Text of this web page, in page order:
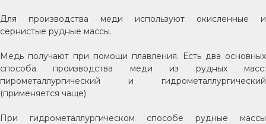
Для производства меди используют окисленные и
сернистые рудные массы.
Медь получают при помощи плавления. Есть два основных
способа производства меди из рудных масс:
пирометаллургический и гидрометаллургический
(применяется чаще)
При гидрометаллургическом способе рудные массы